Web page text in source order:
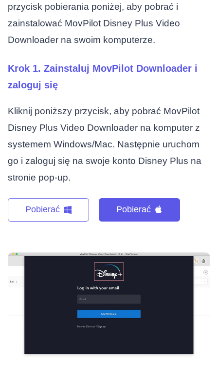
przycisk pobierania poniżej, aby pobrać i
zainstalować MovPilot Disney Plus Video
Downloader na swoim komputerze.
Krok 1. Zainstaluj MovPilot Downloader i
zaloguj się
Kliknij poniższy przycisk, aby pobrać MovPilot
Disney Plus Video Downloader na komputer z
systemem Windows/Mac. Następnie uruchom
go i zaloguj się na swoje konto Disney Plus na
stronie pop-up.
Pobierać Pobierać